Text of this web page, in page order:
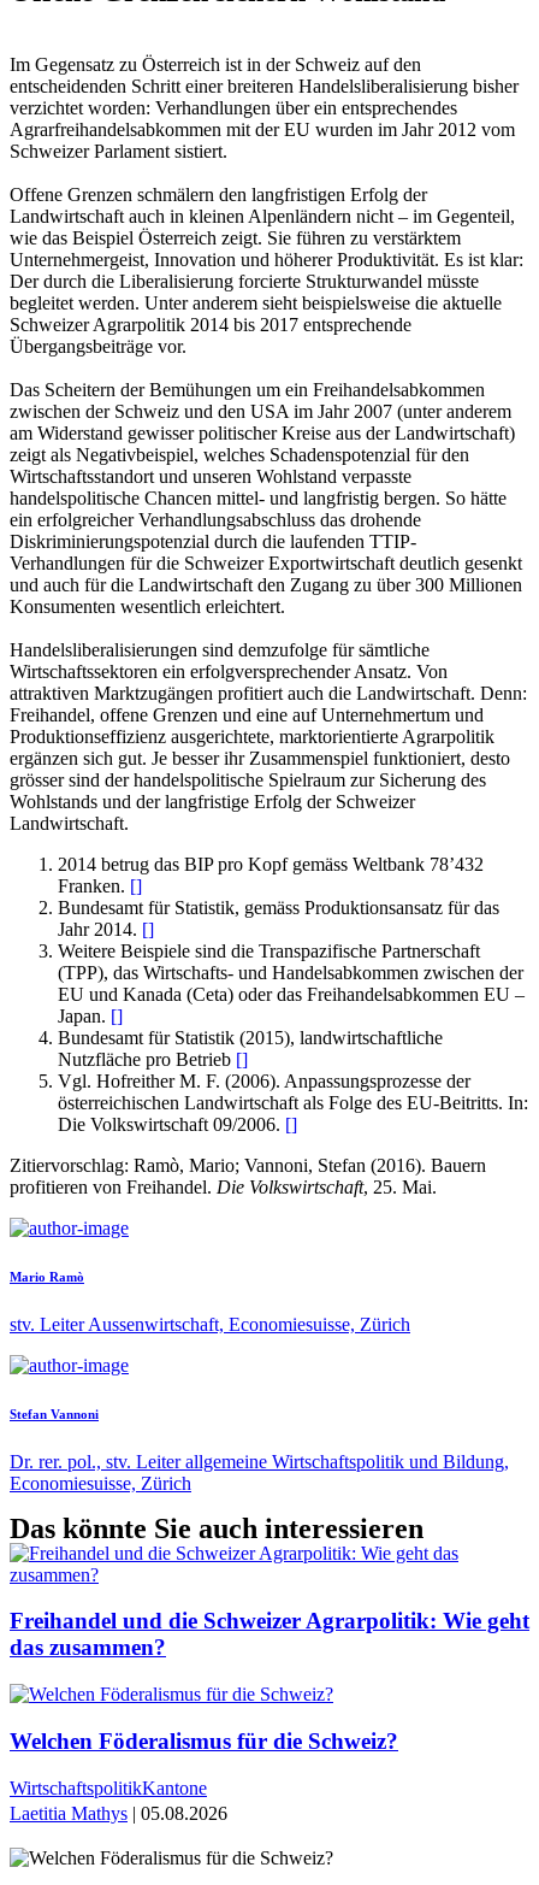
Im Gegensatz zu Österreich ist in der Schweiz auf den
entscheidenden Schritt einer breiteren Handelsliberalisierung bisher
verzichtet worden: Verhandlungen über ein entsprechendes
Agrarfreihandelsabkommen mit der EU wurden im Jahr 2012 vom
Schweizer Parlament sistiert.
Offene Grenzen schmälern den langfristigen Erfolg der
Landwirtschaft auch in kleinen Alpenländern nicht – im Gegenteil,
wie das Beispiel Österreich zeigt. Sie führen zu verstärktem
Unternehmergeist, Innovation und höherer Produktivität. Es ist klar:
Der durch die Liberalisierung forcierte Strukturwandel müsste
begleitet werden. Unter anderem sieht beispielsweise die aktuelle
Schweizer Agrarpolitik 2014 bis 2017 entsprechende
Übergangsbeiträge vor.
Das Scheitern der Bemühungen um ein Freihandelsabkommen
zwischen der Schweiz und den USA im Jahr 2007 (unter anderem
am Widerstand gewisser politischer Kreise aus der Landwirtschaft)
zeigt als Negativbeispiel, welches Schadenspotenzial für den
Wirtschaftsstandort und unseren Wohlstand verpasste
handelspolitische Chancen mittel- und langfristig bergen. So hätte
ein erfolgreicher Verhandlungsabschluss das drohende
Diskriminierungspotenzial durch die laufenden TTIP-
Verhandlungen für die Schweizer Exportwirtschaft deutlich gesenkt
und auch für die Landwirtschaft den Zugang zu über 300 Millionen
Konsumenten wesentlich erleichtert.
Handelsliberalisierungen sind demzufolge für sämtliche
Wirtschaftssektoren ein erfolgversprechender Ansatz. Von
attraktiven Marktzugängen profitiert auch die Landwirtschaft. Denn:
Freihandel, offene Grenzen und eine auf Unternehmertum und
Produktionseffizienz ausgerichtete, marktorientierte Agrarpolitik
ergänzen sich gut. Je besser ihr Zusammenspiel funktioniert, desto
grösser sind der handelspolitische Spielraum zur Sicherung des
Wohlstands und der langfristige Erfolg der Schweizer
Landwirtschaft.
2014 betrug das BIP pro Kopf gemäss Weltbank 78’432
Franken. []
Bundesamt für Statistik, gemäss Produktionsansatz für das
Jahr 2014. []
Weitere Beispiele sind die Transpazifische Partnerschaft
(TPP), das Wirtschafts- und Handelsabkommen zwischen der
EU und Kanada (Ceta) oder das Freihandelsabkommen EU –
Japan. []
Bundesamt für Statistik (2015), landwirtschaftliche
Nutzfläche pro Betrieb []
Vgl. Hofreither M. F. (2006). Anpassungsprozesse der
österreichischen Landwirtschaft als Folge des EU-Beitritts. In:
Die Volkswirtschaft 09/2006. []
Zitiervorschlag: Ramò, Mario; Vannoni, Stefan (2016). Bauern
profitieren von Freihandel. Die Volkswirtschaft, 25. Mai.
Mario Ramò
stv. Leiter Aussenwirtschaft, Economiesuisse, Zürich
Stefan Vannoni
Dr. rer. pol., stv. Leiter allgemeine Wirtschaftspolitik und Bildung,
Economiesuisse, Zürich
Das könnte Sie auch interessieren
Freihandel und die Schweizer Agrarpolitik: Wie geht
das zusammen?
Welchen Föderalismus für die Schweiz?
WirtschaftspolitikKantone
Laetitia Mathys | 05.08.2026